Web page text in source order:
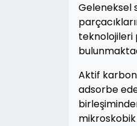
Geleneksel
teknolojileri
Aktif
adsorbe